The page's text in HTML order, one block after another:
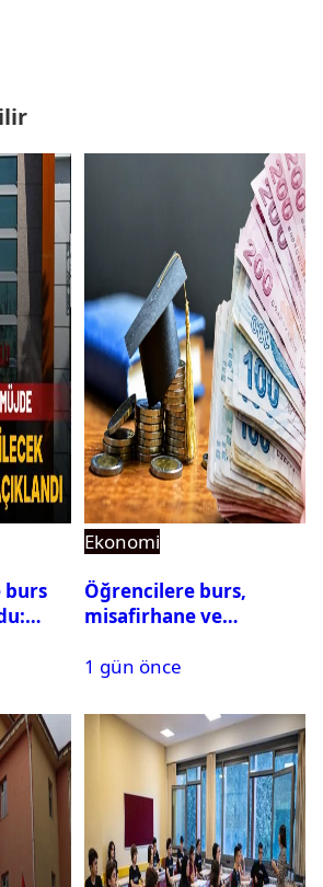
burs
Ekonomi
Öğrencilere burs,
misafirhane ve
Başvurular başladı
1 gün önce